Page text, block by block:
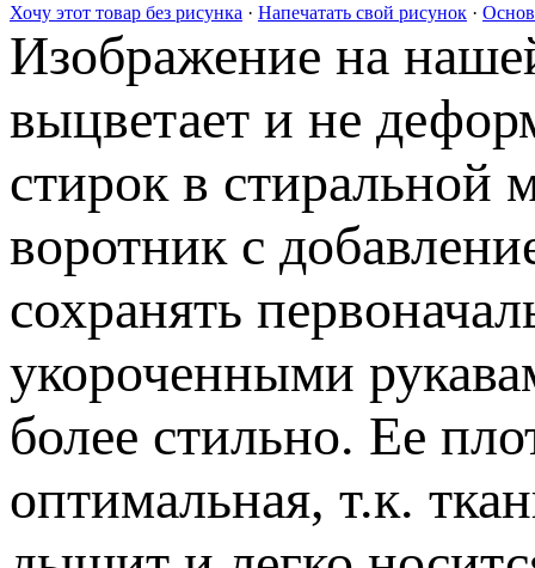
Хочу этот товар без рисунка · Напечатать свой рисунок ·
Изображение на
выцветает и не
стирок в
воротник с
сохранять
укороченными
более стильно. Ее
оптимальная, т.к.